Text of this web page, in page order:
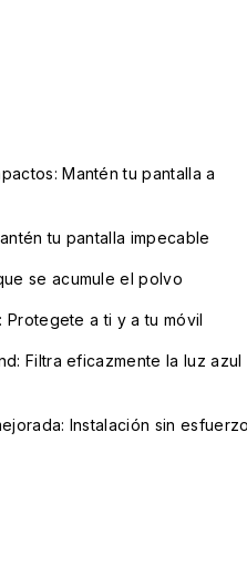
Mantén tu pantalla a
tu pantalla impecable
se acumule el polvo
a ti y a tu móvil
Filtra eficazmente la luz azul
Instalación sin